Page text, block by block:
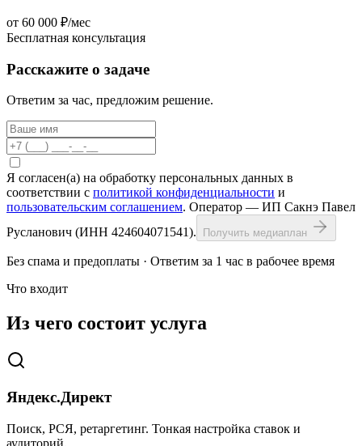
от 60 000 ₽/мес
Бесплатная консультация
Расскажите о задаче
Ответим за час, предложим решение.
Я согласен(а) на обработку персональных данных в
соответствии с политикой конфиденциальности и
пользовательским соглашением. Оператор — ИП Сакнэ Павел
Русланович (ИНН 424604071541).
Получить медиаплан
Без спама и предоплаты · Ответим за 1 час в рабочее время
Что входит
Из чего состоит услуга
Яндекс.Директ
Поиск, РСЯ, ретаргетинг. Тонкая настройка ставок и
аудиторий.